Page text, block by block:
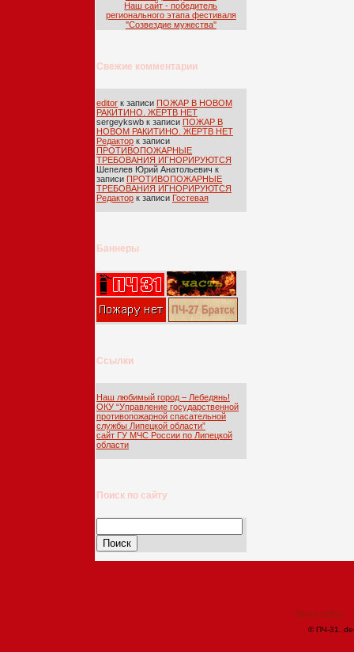
Наш сайт - победитель
регионального этапа фестиваля
''Созвездие мужества''
Свежие комментарии
editor к записи ПОЖАР В НОВОМ
РАКИТИНО. ЖЕРТВ НЕТ
sergeykswb к записи ПОЖАР В
НОВОМ РАКИТИНО. ЖЕРТВ НЕТ
Редактор к записи
ПРОТИВОПОЖАРНЫЕ
ТРЕБОВАНИЯ ИГНОРИРУЮТСЯ
Шепелев Юрий Анатольевич к
записи ПРОТИВОПОЖАРНЫЕ
ТРЕБОВАНИЯ ИГНОРИРУЮТСЯ
Редактор к записи Гостевая
Баннеры
Ссылки
Наш любимый город – Лебедянь!
ОКУ “Управление государственной
противопожарной спасательной
службы Липецкой области”
сайт ГУ МЧС России по Липецкой
области
Поиск по сайту
Найти:
Карта сайта
© ПЧ-31.